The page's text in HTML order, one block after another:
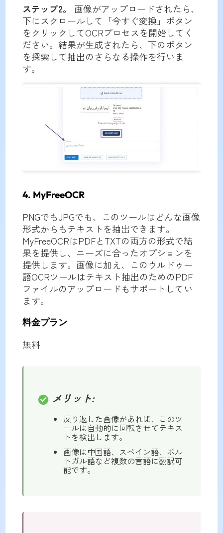
ステップ2。 画像がアップロードされたら、
下にスクロールして「今すぐ変換」ボタン
をクリックしてOCRプロセスを開始してく
ださい。結果が生成されたら、下のボタン
を探索して抽出のさらなる操作を行いま
す。
4. MyFreeOCR
PNGでもJPGでも、このツールはどんな画像
形式からもテキストを抽出できます。
MyFreeOCRはPDFとTXTの両方の形式で結
果を提供し、ニーズに合ったオプションを
提供します。画像に加え、このウルドゥー
語OCRツールはテキスト抽出のためのPDF
ファイルのアップロードもサポートしてい
ます。
料金プラン
無料
メリット:
反り返した画像があれば、このツ
ールは自動的に回転させてテキス
トを検出します。
画像は中国語、スペイン語、ポル
トガル語など複数の言語に翻訳可
能です。